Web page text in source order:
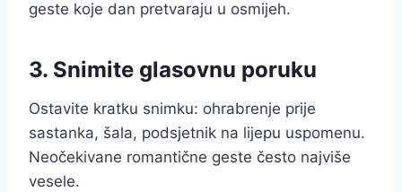
geste koje dan pretvaraju u osmijeh.
3. Snimite glasovnu poruku
Ostavite kratku snimku: ohrabrenje prije
sastanka, šala, podsjetnik na lijepu uspomenu.
Neočekivane romantične geste često najviše
vesele.